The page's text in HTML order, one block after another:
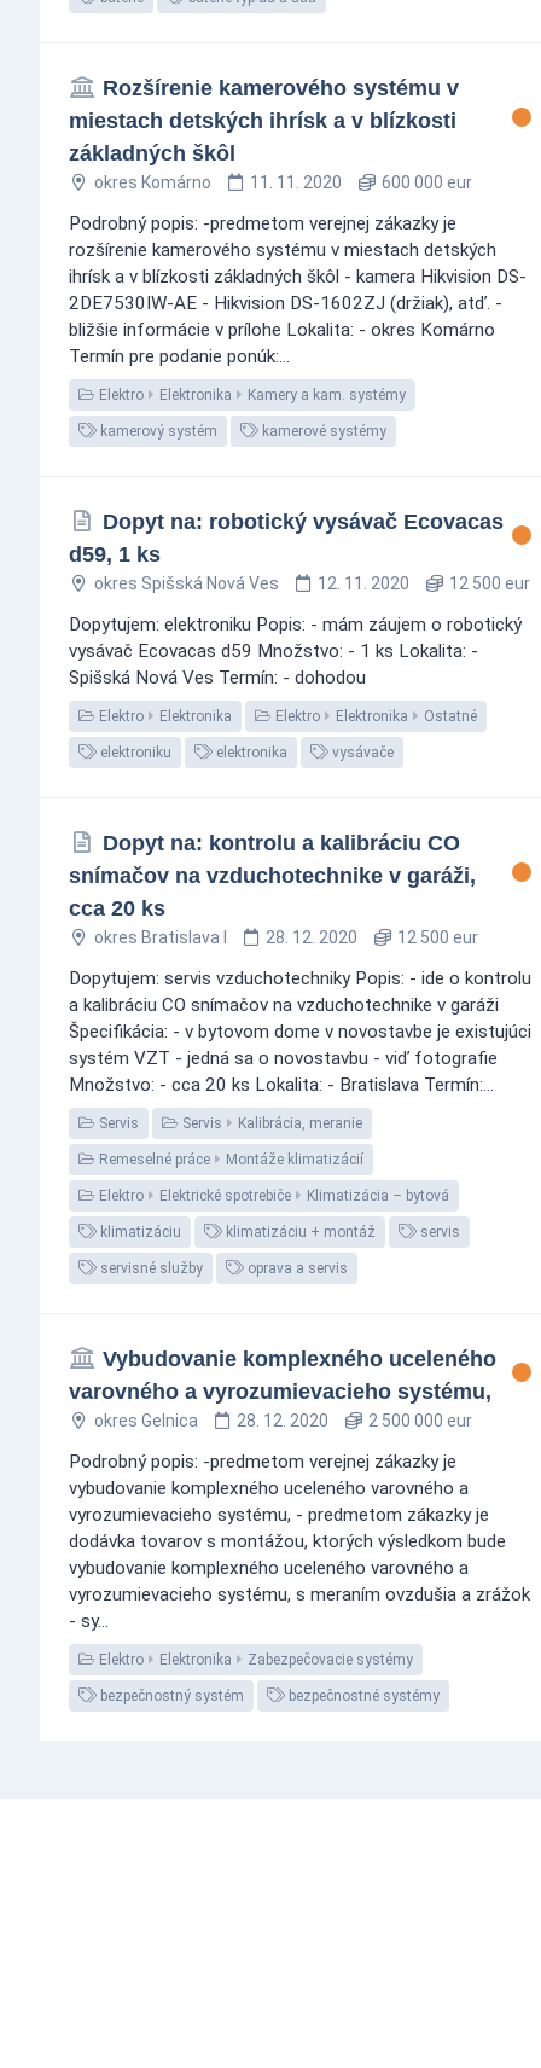
Rozšírenie kamerového systému v
miestach detských ihrísk a v blízkosti
základných škôl
okres Komárno 11. 11. 2020 600 000 eur
Podrobný popis: -predmetom verejnej zákazky je
rozšírenie kamerového systému v miestach detských
ihrísk a v blízkosti základných škôl - kamera Hikvision DS-
2DE7530IW-AE - Hikvision DS-1602ZJ (držiak), atď. -
bližšie informácie v prílohe Lokalita: - okres Komárno
Termín pre podanie ponúk:...
Elektro Elektronika Kamery a kam. systémy
kamerový systém kamerové systémy
Dopyt na: robotický vysávač Ecovacas
d59, 1 ks
okres Spišská Nová Ves 12. 11. 2020 12 500 eur
Dopytujem: elektroniku Popis: - mám záujem o robotický
vysávač Ecovacas d59 Množstvo: - 1 ks Lokalita: -
Spišská Nová Ves Termín: - dohodou
Elektro Elektronika Elektro Elektronika Ostatné
elektroniku elektronika vysávače
Dopyt na: kontrolu a kalibráciu CO
snímačov na vzduchotechnike v garáži,
cca 20 ks
okres Bratislava I 28. 12. 2020 12 500 eur
Dopytujem: servis vzduchotechniky Popis: - ide o kontrolu
a kalibráciu CO snímačov na vzduchotechnike v garáži
Špecifikácia: - v bytovom dome v novostavbe je existujúci
systém VZT - jedná sa o novostavbu - viď fotografie
Množstvo: - cca 20 ks Lokalita: - Bratislava Termín:...
Servis Servis Kalibrácia, meranie
Remeselné práce Montáže klimatizácií
Elektro Elektrické spotrebiče Klimatizácia – bytová
klimatizáciu klimatizáciu + montáž servis
servisné služby oprava a servis
Vybudovanie komplexného uceleného
varovného a vyrozumievacieho systému,
okres Gelnica 28. 12. 2020 2 500 000 eur
Podrobný popis: -predmetom verejnej zákazky je
vybudovanie komplexného uceleného varovného a
vyrozumievacieho systému, - predmetom zákazky je
dodávka tovarov s montážou, ktorých výsledkom bude
vybudovanie komplexného uceleného varovného a
vyrozumievacieho systému, s meraním ovzdušia a zrážok
- sy...
Elektro Elektronika Zabezpečovacie systémy
bezpečnostný systém bezpečnostné systémy